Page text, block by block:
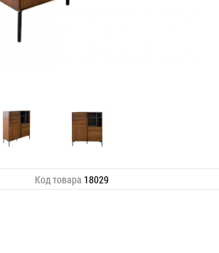
Код товара 18029